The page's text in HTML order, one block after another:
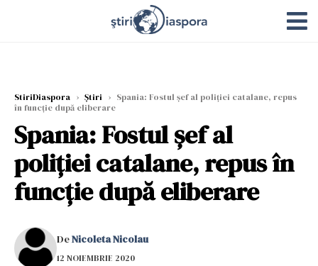
StiriDiaspora › Știri › Spania: Fostul şef al poliţiei catalane, repus
în funcţie după eliberare
Spania: Fostul şef al
poliţiei catalane, repus în
funcţie după eliberare
DeNicoleta Nicolau
12 NOIEMBRIE 2020